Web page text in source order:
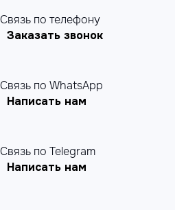
Cвязь по телефону
Заказать звонок
Связь по WhatsApp
Написать нам
Связь по Telegram
Написать нам